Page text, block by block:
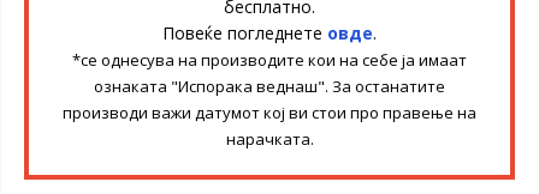
бесплатно.
Повеќе погледнете овде.
*се однесува на производите кои на себе ја имаат
ознаката "Испорака веднаш". За останатите
производи важи датумот кој ви стои про правење на
нарачката.